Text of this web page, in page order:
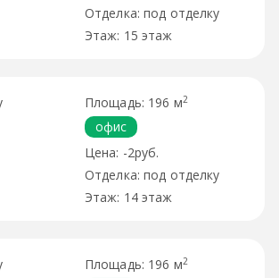
под отделку
15 этаж
196 м2
офис
-2руб.
под отделку
14 этаж
196 м2